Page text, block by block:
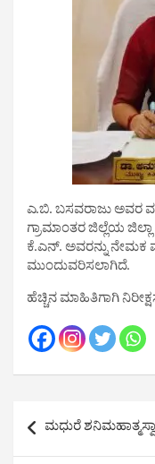
ಎ.ಬಿ. ಬಸವರಾಜು ಅವರ
ಗ್ರಾಮಾಂತರ ಜಿಲ್ಲೆಯ
ಕೆ.ಎನ್. ಅವರನ್ನು ನೇಮಕ
ಮುಂದುವರಿಸಲಾಗಿದೆ.
ಹೆಚ್ಚಿನ‌ ಮಾಹಿತಿಗಾಗಿ
Post
navigation
ಮಧುರೆ